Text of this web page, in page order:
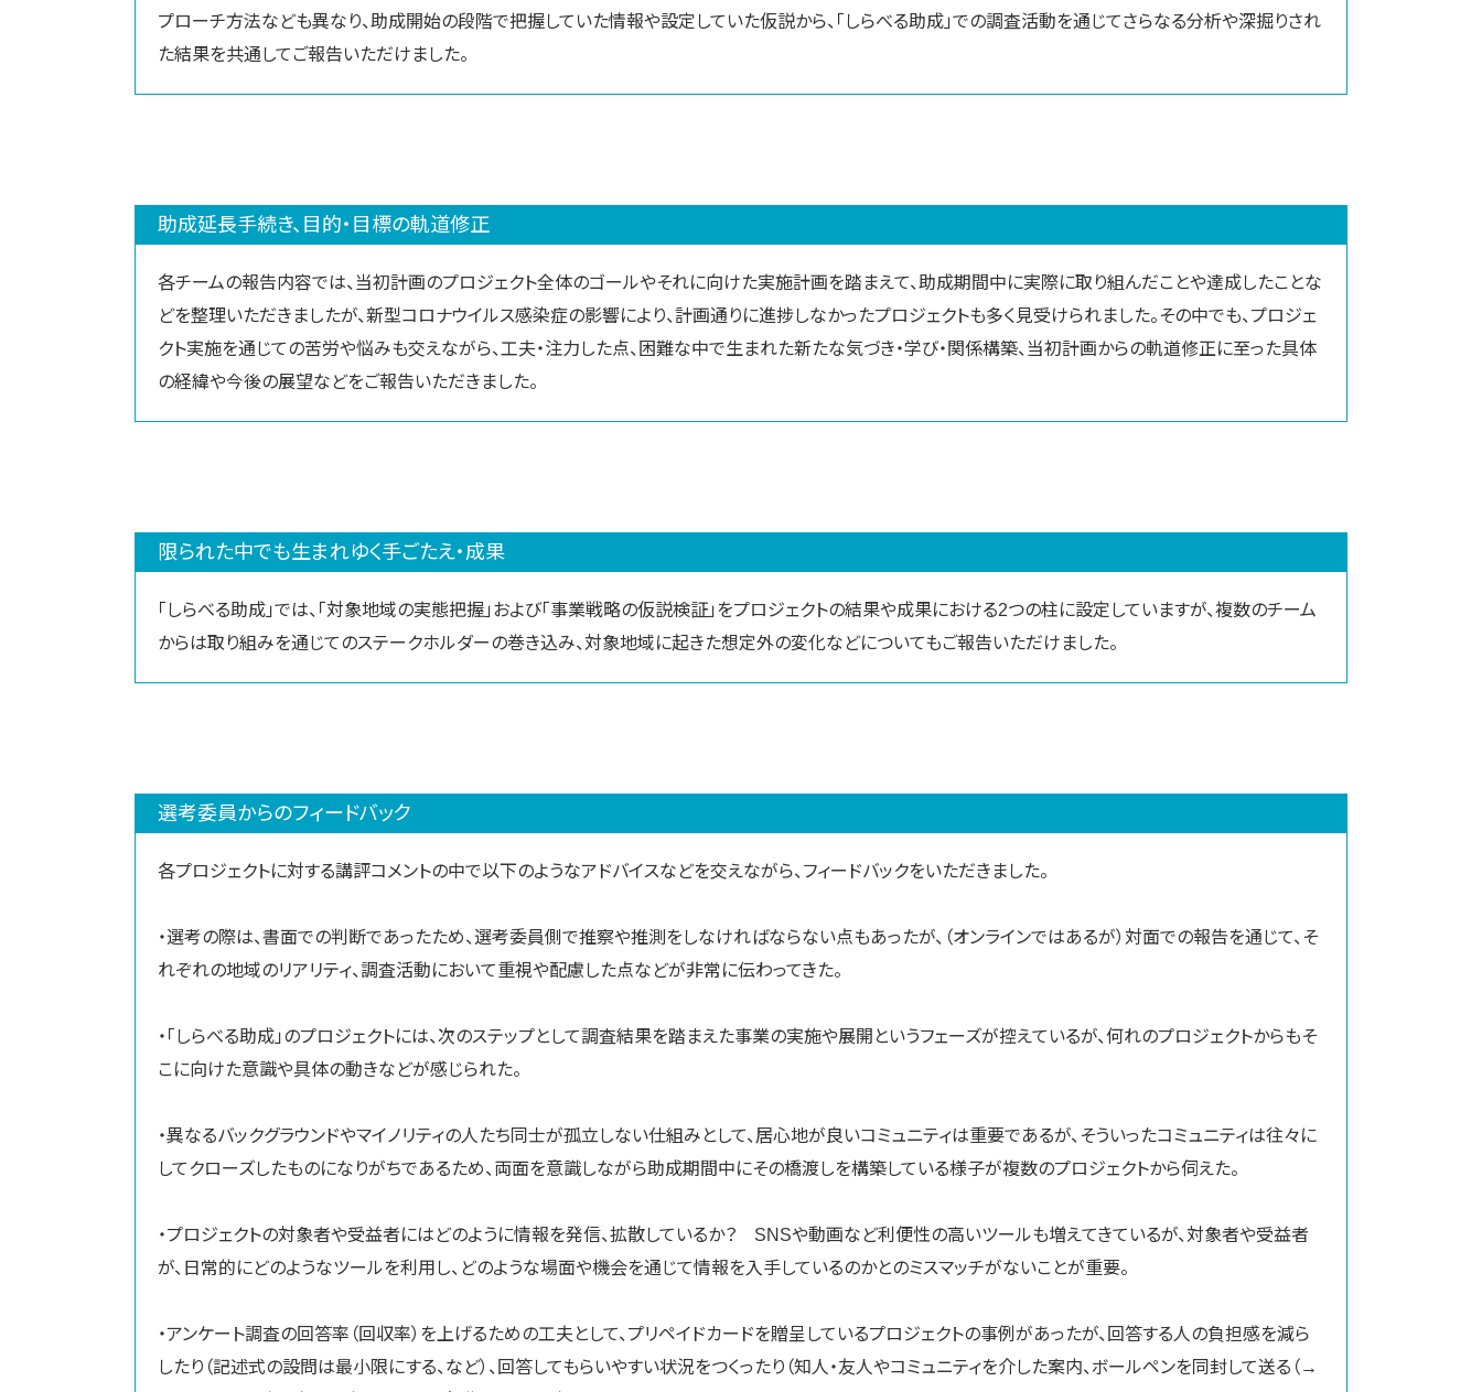
プローチ方法なども異なり、助成開始の段階で把握していた情報や設定していた仮説から、「しらべる助成」での調査活動を通じてさらなる分析や深掘りされ
た結果を共通してご報告いただけました。
助成延長手続き、目的・目標の軌道修正
各チームの報告内容では、当初計画のプロジェクト全体のゴールやそれに向けた実施計画を踏まえて、助成期間中に実際に取り組んだことや達成したことな
どを整理いただきましたが、新型コロナウイルス感染症の影響により、計画通りに進捗しなかったプロジェクトも多く見受けられました。その中でも、プロジェ
クト実施を通じての苦労や悩みも交えながら、工夫・注力した点、困難な中で生まれた新たな気づき・学び・関係構築、当初計画からの軌道修正に至った具体
の経緯や今後の展望などをご報告いただきました。
限られた中でも生まれゆく手ごたえ・成果
「しらべる助成」では、「対象地域の実態把握」および「事業戦略の仮説検証」をプロジェクトの結果や成果における2つの柱に設定していますが、複数のチーム
からは取り組みを通じてのステークホルダーの巻き込み、対象地域に起きた想定外の変化などについてもご報告いただけました。
選考委員からのフィードバック
各プロジェクトに対する講評コメントの中で以下のようなアドバイスなどを交えながら、フィードバックをいただきました。
・選考の際は、書面での判断であったため、選考委員側で推察や推測をしなければならない点もあったが、（オンラインではあるが）対面での報告を通じて、そ
れぞれの地域のリアリティ、調査活動において重視や配慮した点などが非常に伝わってきた。
・「しらべる助成」のプロジェクトには、次のステップとして調査結果を踏まえた事業の実施や展開というフェーズが控えているが、何れのプロジェクトからもそ
こに向けた意識や具体の動きなどが感じられた。
・異なるバックグラウンドやマイノリティの人たち同士が孤立しない仕組みとして、居心地が良いコミュニティは重要であるが、そういったコミュニティは往々に
してクローズしたものになりがちであるため、両面を意識しながら助成期間中にその橋渡しを構築している様子が複数のプロジェクトから伺えた。
・プロジェクトの対象者や受益者にはどのように情報を発信、拡散しているか？ SNSや動画など利便性の高いツールも増えてきているが、対象者や受益者
が、日常的にどのようなツールを利用し、どのような場面や機会を通じて情報を入手しているのかとのミスマッチがないことが重要。
・アンケート調査の回答率（回収率）を上げるための工夫として、プリペイドカードを贈呈しているプロジェクトの事例があったが、回答する人の負担感を減ら
したり（記述式の設問は最小限にする、など）、回答してもらいやすい状況をつくったり（知人・友人やコミュニティを介した案内、ボールペンを同封して送る（→